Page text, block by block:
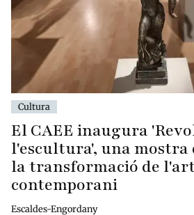
Cultura
El CAEE inaugura
l'escultura', una mostra
la transformació de
contemporani
Escaldes-Engordany